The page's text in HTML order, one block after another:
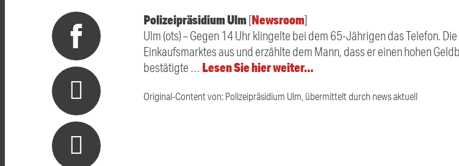
Polizeipräsidium Ulm[Newsroom]
Ulm (ots) – Gegen 14 Uhr klingelte bei dem 65-Jährigen das Telefon.
Einkaufsmarktes aus und erzählte dem Mann, dass er einen hohen
bestätigte … Lesen Sie hier weiter…
Original-Content von: Polizeipräsidium Ulm, übermittelt durch news aktuell